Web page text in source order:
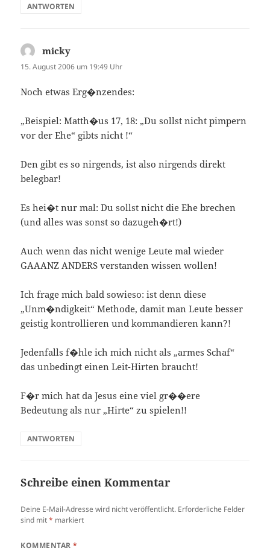
ANTWORTEN
micky
15. August 2006 um 19:49 Uhr
Noch etwas Erg�nzendes:
„Beispiel: Matth�us 17, 18: „Du sollst nicht pimpern
vor der Ehe“ gibts nicht !“
Den gibt es so nirgends, ist also nirgends direkt
belegbar!
Es hei�t nur mal: Du sollst nicht die Ehe brechen
(und alles was sonst so dazugeh�rt!)
Auch wenn das nicht wenige Leute mal wieder
GAAANZ ANDERS verstanden wissen wollen!
Ich frage mich bald sowieso: ist denn diese
„Unm�ndigkeit“ Methode, damit man Leute besser
geistig kontrollieren und kommandieren kann?!
Jedenfalls f�hle ich mich nicht als „armes Schaf“
das unbedingt einen Leit-Hirten braucht!
F�r mich hat da Jesus eine viel gr��ere
Bedeutung als nur „Hirte“ zu spielen!!
ANTWORTEN
Schreibe einen Kommentar
Deine E-Mail-Adresse wird nicht veröffentlicht. Erforderliche Felder
sind mit* markiert
KOMMENTAR*